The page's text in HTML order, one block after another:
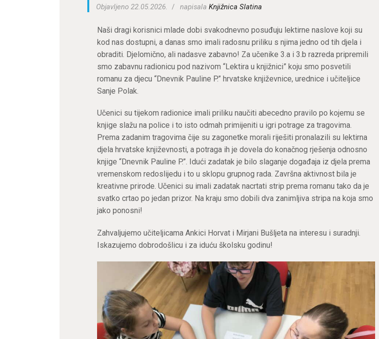
Objavljeno 22.05.2026. napisalaKnjižnica Slatina
Naši dragi korisnici mlade dobi svakodnevno posuđuju lektirne naslove koji su
kod nas dostupni, a danas smo imali radosnu priliku s njima jedno od tih djela i
obraditi. Djelomično, ali nadasve zabavno! Za učenike 3.a i 3.b razreda pripremili
smo zabavnu radionicu pod nazivom “Lektira u knjižnici” koju smo posvetili
romanu za djecu “Dnevnik Pauline P.” hrvatske književnice, urednice i učiteljice
Sanje Polak.
Učenici su tijekom radionice imali priliku naučiti abecedno pravilo po kojemu se
knjige slažu na police i to isto odmah primijeniti u igri potrage za tragovima.
Prema zadanim tragovima čije su zagonetke morali riješiti pronalazili su lektirna
djela hrvatske književnosti, a potraga ih je dovela do konačnog rješenja odnosno
knjige “Dnevnik Pauline P.”. Idući zadatak je bilo slaganje događaja iz djela prema
vremenskom redoslijedu i to u sklopu grupnog rada. Završna aktivnost bila je
kreativne prirode. Učenici su imali zadatak nacrtati strip prema romanu tako da je
svatko crtao po jedan prizor. Na kraju smo dobili dva zanimljiva stripa na koja smo
jako ponosni!
Zahvaljujemo učiteljicama Ankici Horvat i Mirjani Bušljeta na interesu i suradnji.
Iskazujemo dobrodošlicu i za iduću školsku godinu!